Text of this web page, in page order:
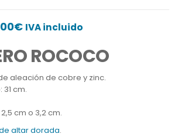
€Rango
precios:
desde
139,00€
hasta
145,00€
IVA incluido
ROCOCO
aleación de cobre y zinc.
cm.
cm o 3,2 cm.
altar dorada.